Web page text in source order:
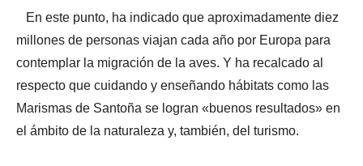
En este punto, ha indicado que aproximadamente diez
millones de personas viajan cada año por Europa para
contemplar la migración de la aves. Y ha recalcado al
respecto que cuidando y enseñando hábitats como las
Marismas de Santoña se logran «buenos resultados» en
el ámbito de la naturaleza y, también, del turismo.